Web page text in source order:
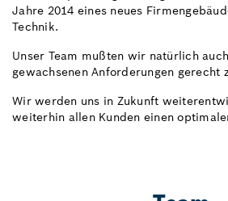
Jahre 2014 eines neues
Technik.
Unser Team mußten wir natürlich
gewachsenen Anforderungen gerecht
Wir werden uns in Zukunft
weiterhin allen Kunden einen